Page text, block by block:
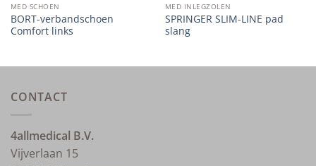
MED SCHOEN
BORT-verbandschoen
Comfort links
MED INLEGZOLEN
SPRINGER SLIM-LINE pad
slang
CONTACT
4allmedical B.V.
Vijverlaan 15